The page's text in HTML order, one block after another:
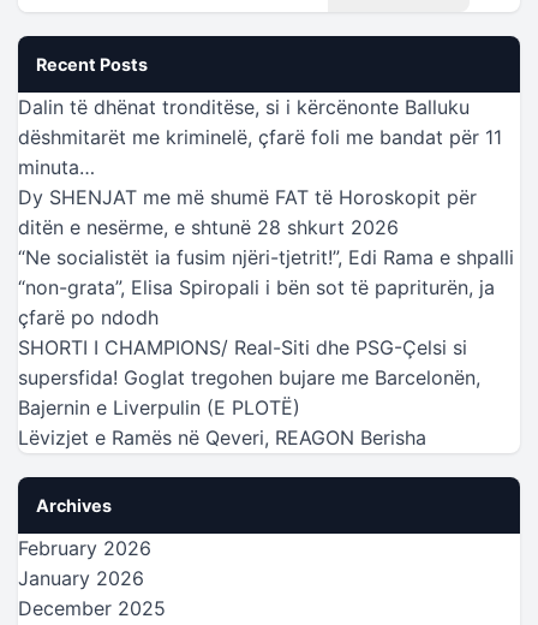
Recent Posts
Dalin të dhënat tronditëse, si i kërcënonte Balluku
dëshmitarët me kriminelë, çfarë foli me bandat për 11
minuta…
Dy SHENJAT me më shumë FAT të Horoskopit për
ditën e nesërme, e shtunë 28 shkurt 2026
“Ne socialistët ia fusim njëri-tjetrit!”, Edi Rama e shpalli
“non-grata”, Elisa Spiropali i bën sot të papriturën, ja
çfarë po ndodh
SHORTI I CHAMPIONS/ Real-Siti dhe PSG-Çelsi si
supersfida! Goglat tregohen bujare me Barcelonën,
Bajernin e Liverpulin (E PLOTË)
Lëvizjet e Ramës në Qeveri, REAGON Berisha
Archives
February 2026
January 2026
December 2025